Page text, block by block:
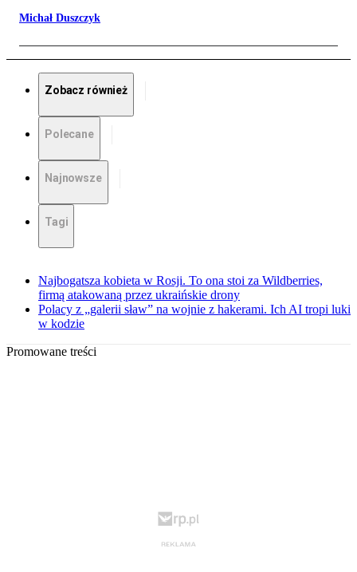
Michał Duszczyk
Zobacz również
Polecane
Najnowsze
Tagi
Najbogatsza kobieta w Rosji. To ona stoi za Wildberries,
firmą atakowaną przez ukraińskie drony
Polacy z „galerii sław” na wojnie z hakerami. Ich AI tropi luki
w kodzie
Promowane treści